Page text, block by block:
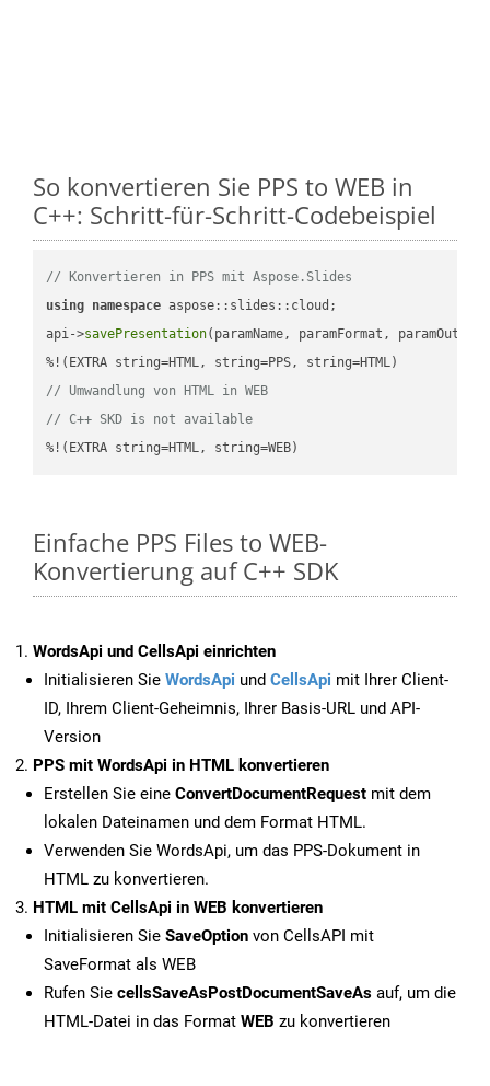
So konvertieren Sie PPS to WEB in
C++: Schritt-für-Schritt-Codebeispiel
// Konvertieren in PPS mit Aspose.Slides
using namespace aspose::slides::cloud;
api->savePresentation(paramName, paramFormat,
// Umwandlung von HTML in WEB
// C++ SKD is not available
%!(EXTRA string=HTML, string=WEB)
Einfache PPS Files to WEB-
Konvertierung auf C++ SDK
WordsApi und CellsApi einrichten
Initialisieren Sie WordsApi und CellsApi mit Ihrer Client-
ID, Ihrem Client-Geheimnis, Ihrer Basis-URL und API-
Version
PPS mit WordsApi in HTML konvertieren
Erstellen Sie eine ConvertDocumentRequest mit dem
lokalen Dateinamen und dem Format HTML.
Verwenden Sie WordsApi, um das PPS-Dokument in
HTML zu konvertieren.
HTML mit CellsApi in WEB konvertieren
Initialisieren Sie SaveOption von CellsAPI mit
SaveFormat als WEB
Rufen Sie cellsSaveAsPostDocumentSaveAs auf, um die
HTML-Datei in das Format WEB zu konvertieren